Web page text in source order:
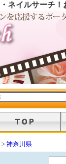
ネイルサーチ
> 神奈川県